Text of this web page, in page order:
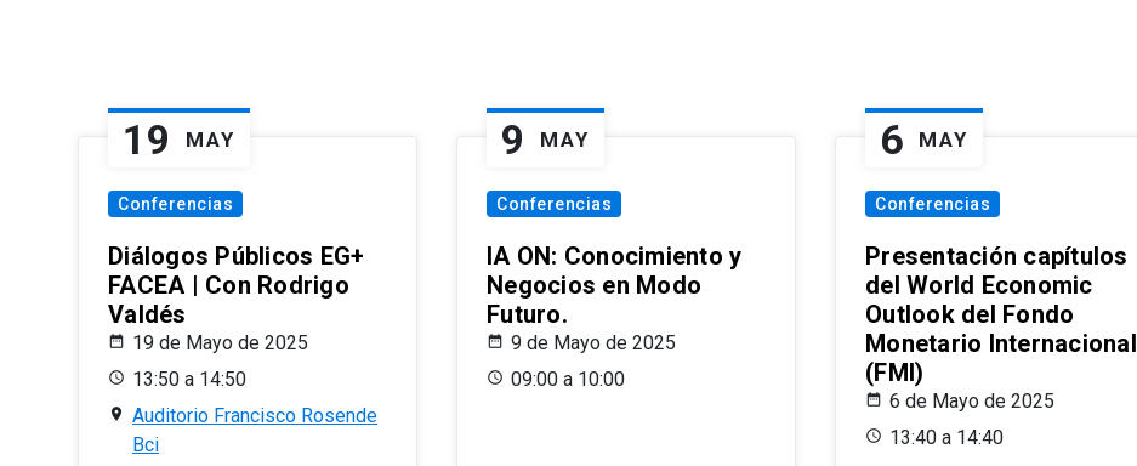
19 MAY
Conferencias
Diálogos Públicos EG+
FACEA | Con Rodrigo
Valdés
19 de Mayo de 2025
13:50 a 14:50
Auditorio Francisco Rosende
Bci
9 MAY
Conferencias
IA ON: Conocimiento y
Negocios en Modo
Futuro.
9 de Mayo de 2025
09:00 a 10:00
6 MAY
Conferencias
Presentación capítulos
del World Economic
Outlook del Fondo
Monetario Internacional
(FMI)
6 de Mayo de 2025
13:40 a 14:40